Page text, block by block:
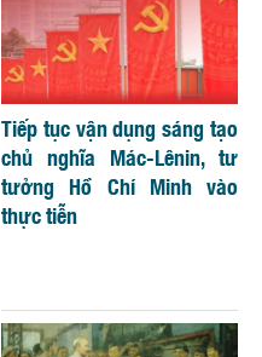
Tiếp tục vận dụng sáng tạo
chủ nghĩa Mác-Lênin, tư
tưởng Hồ Chí Minh vào
thực tiễn